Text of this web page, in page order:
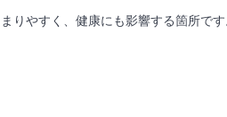
りやすく、健康にも影響する箇所で